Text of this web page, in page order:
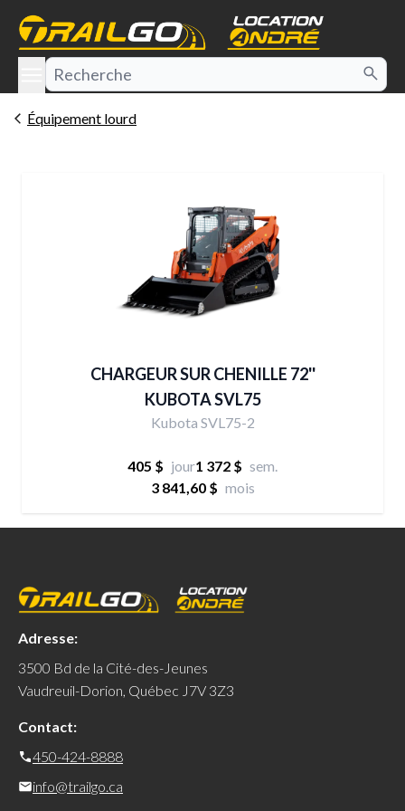
menu
Équipement lourd
CHARGEUR SUR CHENILLE 72''
KUBOTA SVL75
Kubota SVL75-2
405 $ jour1 372 $ sem.
3 841,60 $ mois
Adresse:
3500 Bd de la Cité-des-Jeunes
Vaudreuil-Dorion, Québec J7V 3Z3
Contact:
450-424-8888
info@trailgo.ca